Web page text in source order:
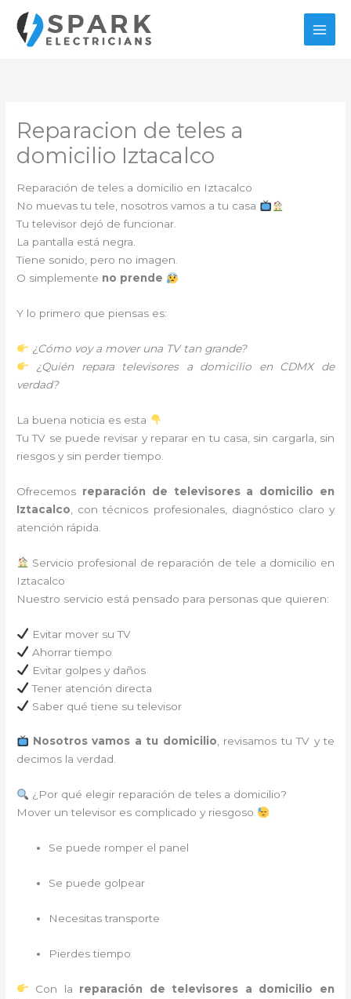
contenido
Reparacion de teles a
domicilio Iztacalco
Reparación de teles a domicilio en Iztacalco
No muevas tu tele, nosotros vamos a tu casa
Tu televisor dejó de funcionar.
La pantalla está negra.
Tiene sonido, pero no imagen.
O simplemente no prende
Y lo primero que piensas es:
¿Cómo voy a mover una TV tan grande?
¿Quién repara televisores a domicilio en CDMX de
verdad?
La buena noticia es esta
Tu TV se puede revisar y reparar en tu casa, sin cargarla, sin
riesgos y sin perder tiempo.
Ofrecemos reparación de televisores a domicilio en
Iztacalco , con técnicos profesionales, diagnóstico claro y
atención rápida.
Servicio profesional de reparación de tele a domicilio en
Iztacalco
Nuestro servicio está pensado para personas que quieren:
Evitar mover su TV
Ahorrar tiempo
Evitar golpes y daños
Tener atención directa
Saber qué tiene su televisor
Nosotros vamos a tu domicilio, revisamos tu TV y te
decimos la verdad.
¿Por qué elegir reparación de teles a domicilio?
Mover un televisor es complicado y riesgoso
Se puede romper el panel
Se puede golpear
Necesitas transporte
Pierdes tiempo
Con la reparación de televisores a domicilio en